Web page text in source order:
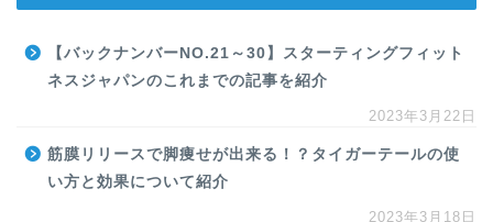
【バックナンバーNO.21～30】スターティングフィット
ネスジャパンのこれまでの記事を紹介
2023年3月22日
筋膜リリースで脚痩せが出来る！？タイガーテールの使
い方と効果について紹介
2023年3月18日